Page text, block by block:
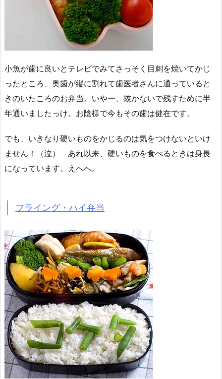
小魚が歯に良いとテレビでみてさっそく目刺を焼いてかじ
ったところ、奥歯が縦に割れて歯医者さんに通っていると
きのいたころのお弁当。いやー、抜かないで残すために半
年通いましたっけ。お陰様で今もその歯は健在です。
でも、いきなり硬いものをかじるのは気をつけないといけ
ません！（泣） あれ以来、硬いものを食べるときは身長
になっています。えへへ。
フライング・ハイ弁当